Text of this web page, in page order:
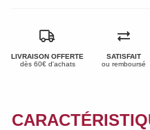
LIVRAISON OFFERTE
dès 60€ d'achats
SATISFAIT
ou remboursé